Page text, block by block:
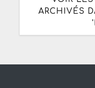
ARCHIVÉS